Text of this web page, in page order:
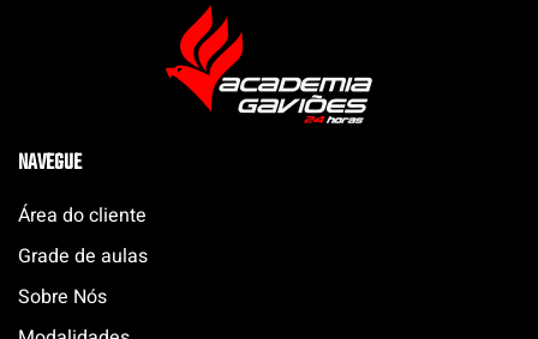
NAVEGUE
Área do cliente
Grade de aulas
Sobre Nós